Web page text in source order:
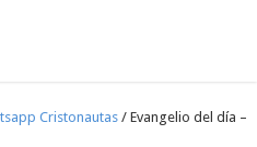
Cristonautas / Evangelio del día –